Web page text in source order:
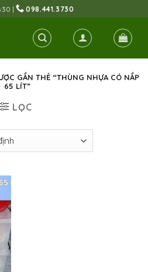
| 098.441.3730
GẮN THẺ “THÙNG NHỰA CÓ NẮP
65 LÍT”
LỌC